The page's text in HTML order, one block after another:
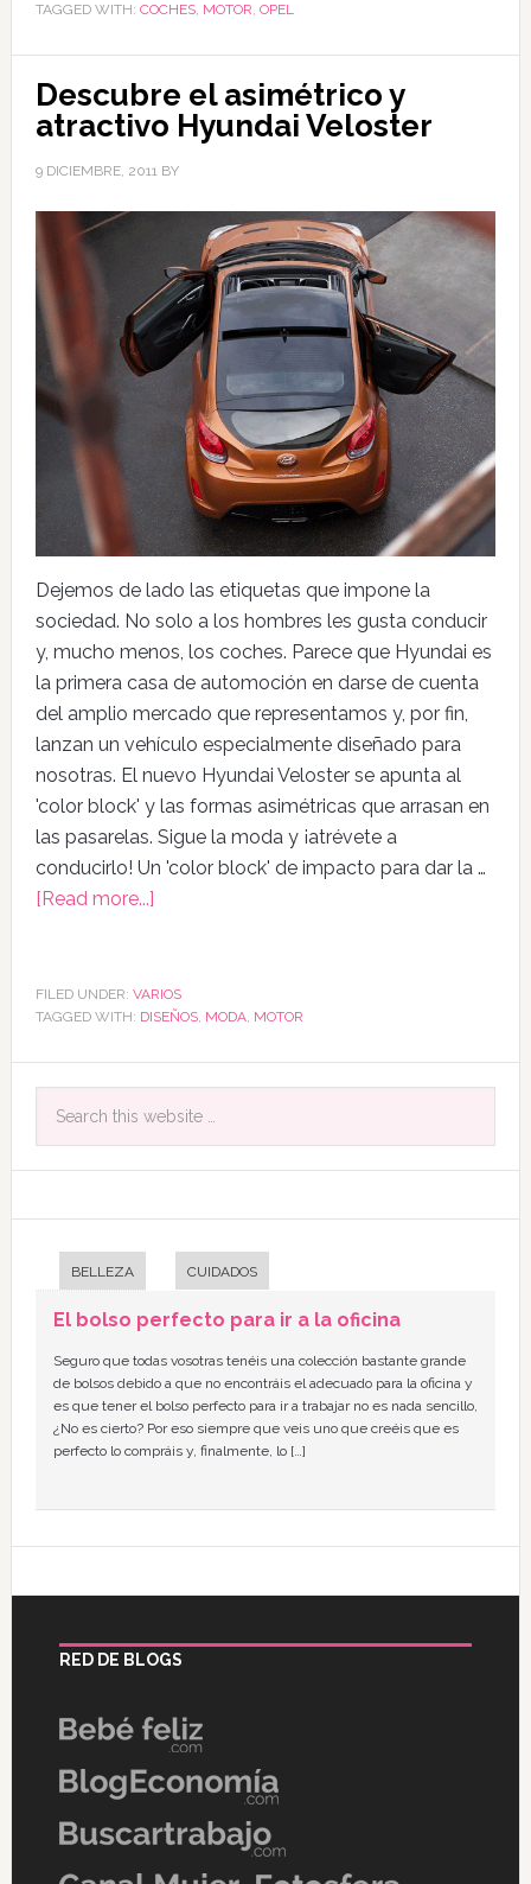
TAGGED WITH: COCHES, MOTOR, OPEL
Descubre el asimétrico y
atractivo Hyundai Veloster
9 DICIEMBRE, 2011BY
Dejemos de lado las etiquetas que impone la
sociedad. No solo a los hombres les gusta conducir
y, mucho menos, los coches. Parece que Hyundai es
la primera casa de automoción en darse de cuenta
del amplio mercado que representamos y, por fin,
lanzan un vehículo especialmente diseñado para
nosotras. El nuevo Hyundai Veloster se apunta al
'color block' y las formas asimétricas que arrasan en
las pasarelas. Sigue la moda y ¡atrévete a
conducirlo! Un 'color block' de impacto para dar la …
[Read more...]
FILED UNDER: VARIOS
TAGGED WITH: DISEÑOS, MODA, MOTOR
BELLEZA CUIDADOS
El bolso perfecto para ir a la oficina
Seguro que todas vosotras tenéis una colección bastante grande
de bolsos debido a que no encontráis el adecuado para la oficina y
es que tener el bolso perfecto para ir a trabajar no es nada sencillo,
¿No es cierto? Por eso siempre que veis uno que creéis que es
perfecto lo compráis y, finalmente, lo […]
RED DE BLOGS